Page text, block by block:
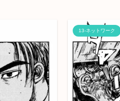
13-ネットワーク